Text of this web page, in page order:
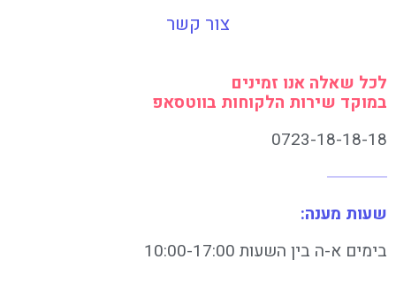
צור קשר
לכל שאלה אנו זמינים
במוקד שירות הלקוחות בווטסאפ
0723-18-18-18
שעות מענה:
בימים א-ה בין השעות 10:00-17:00